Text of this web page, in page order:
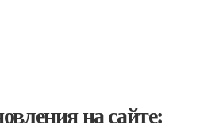
на сайте: